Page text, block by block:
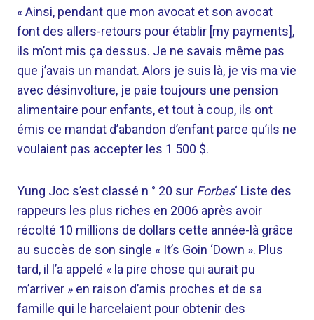
« Ainsi, pendant que mon avocat et son avocat
font des allers-retours pour établir [my payments],
ils m’ont mis ça dessus. Je ne savais même pas
que j’avais un mandat. Alors je suis là, je vis ma vie
avec désinvolture, je paie toujours une pension
alimentaire pour enfants, et tout à coup, ils ont
émis ce mandat d’abandon d’enfant parce qu’ils ne
voulaient pas accepter les 1 500 $.
Yung Joc s’est classé n ° 20 sur Forbes‘ Liste des
rappeurs les plus riches en 2006 après avoir
récolté 10 millions de dollars cette année-là grâce
au succès de son single « It’s Goin ‘Down ». Plus
tard, il l’a appelé « la pire chose qui aurait pu
m’arriver » en raison d’amis proches et de sa
famille qui le harcelaient pour obtenir des